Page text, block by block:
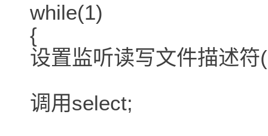
while(1)
{
设置监听读写文件描述符
调用select;